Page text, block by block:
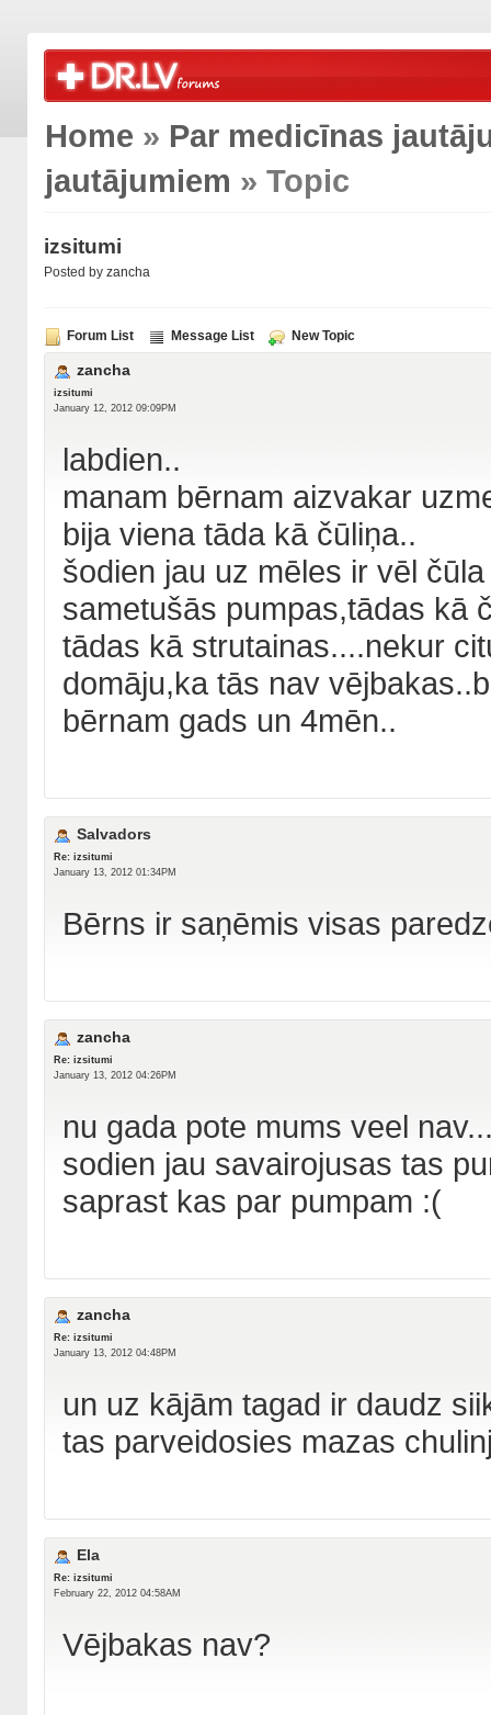
Home » Par medicīnas
jautājumiem » Topic
izsitumi
Posted by zancha
Forum List Message List New Topic
zancha
izsitumi
January 12, 2012 09:09PM
labdien..
manam bērnam aizvakar
bija viena tāda kā čūliņa..
šodien jau uz mēles ir vēl
sametušās pumpas,tādas kā
tādas kā strutainas....nekur
domāju,ka tās nav
bērnam gads un 4mēn..
Salvadors
Re: izsitumi
January 13, 2012 01:34PM
Bērns ir saņēmis visas
zancha
Re: izsitumi
January 13, 2012 04:26PM
nu gada pote mums veel
sodien jau savairojusas tas
saprast kas par pumpam :(
zancha
Re: izsitumi
January 13, 2012 04:48PM
un uz kājām tagad ir daudz
tas parveidosies mazas
Ela
Re: izsitumi
February 22, 2012 04:58AM
Vējbakas nav?